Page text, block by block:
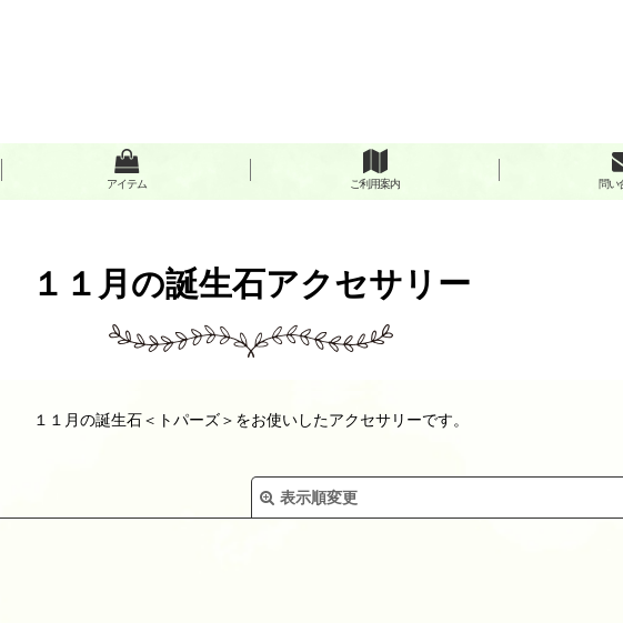
アイテム ご利用案内 問い
１１月の誕生石アクセサリー
１１月の誕生石＜トパーズ＞をお使いしたアクセサリーです。
表示順変更